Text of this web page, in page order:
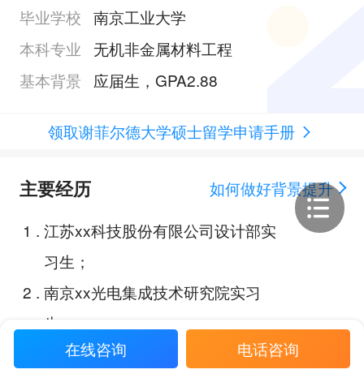
毕业学校 南京工业大学
本科专业
无机非金属材料工程
基本背景
应届生，GPA2.88
领取谢菲尔德大学硕士留学申请手册
主要经历
如何做好背景提升
1 . 江苏xx科技股份有限公司设计部实
习生；
2 . 南京xx光电集成技术研究院实习
生；
南京工业大学高分子材料实验实践
在线咨询 电话咨询